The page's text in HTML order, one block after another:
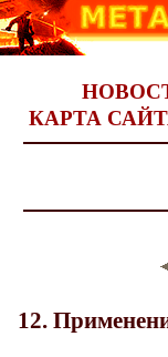
КАРТА
12.